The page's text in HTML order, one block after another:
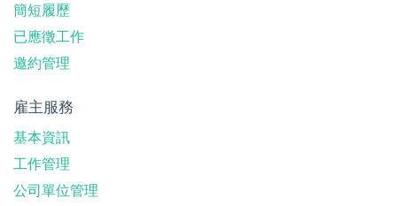
簡短履歷
已應徵工作
邀約管理
雇主服務
基本資訊
工作管理
公司單位管理